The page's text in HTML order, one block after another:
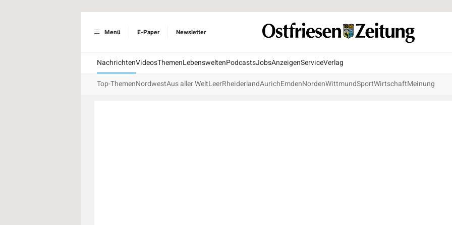
Menü E-Paper Newsletter
NachrichtenVideosThemenLebensweltenPodcastsJobsAnzeigenServiceVerlag
Top-ThemenNordwestAus aller WeltLeerRheiderlandAurichEmdenNordenWittmundSportWirtschaftMeinung